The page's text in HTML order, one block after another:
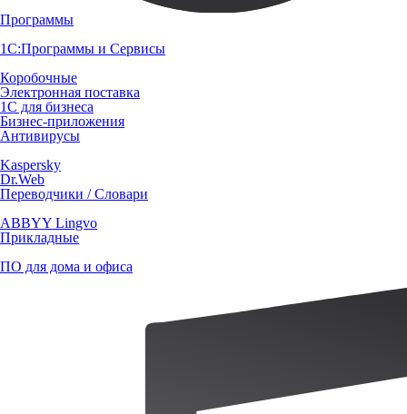
Программы
1С:Программы и Сервисы
Коробочные
Электронная поставка
1С для бизнеса
Бизнес-приложения
Антивирусы
Kaspersky
Dr.Web
Переводчики / Словари
ABBYY Lingvo
Прикладные
ПО для дома и офиса